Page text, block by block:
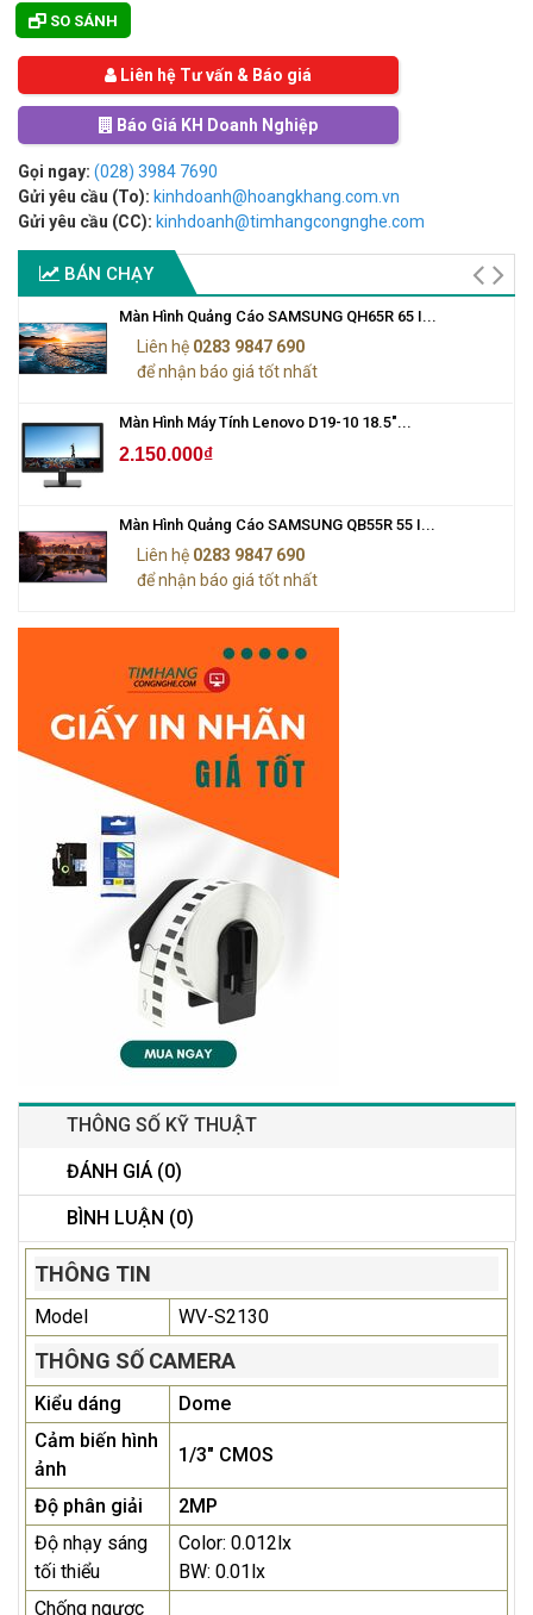
SO SÁNH
Liên hệ Tư vấn & Báo giá
Báo Giá KH Doanh Nghiệp
Gọi ngay: (028) 3984 7690
Gửi yêu cầu (To): kinhdoanh@hoangkhang.com.vn
Gửi yêu cầu (CC): kinhdoanh@timhangcongnghe.com
BÁN CHẠY
Màn Hình Quảng Cáo SAMSUNG QH65R 65 I...
Liên hệ 0283 9847 690
để nhận báo giá tốt nhất
Màn Hình Máy Tính Lenovo D19-10 18.5"...
2.150.000₫
Màn Hình Quảng Cáo SAMSUNG QB55R 55 I...
Liên hệ 0283 9847 690
để nhận báo giá tốt nhất
THÔNG SỐ KỸ THUẬT
ĐÁNH GIÁ (0)
BÌNH LUẬN (0)
THÔNG TIN
Model WV-S2130
THÔNG SỐ CAMERA
Kiểu dáng
Dome
Cảm biến hình
ảnh
1/3" CMOS
Độ phân giải
2MP
Độ nhạy sáng
tối thiểu
Color: 0.012lx
BW: 0.01lx
Chống ngược